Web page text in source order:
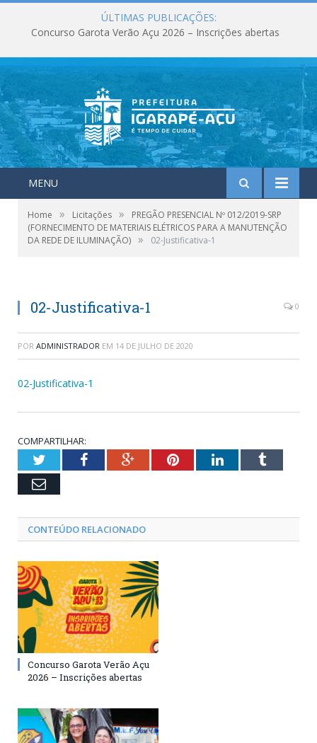
ÚLTIMAS PUBLICAÇÕES:
Concurso Garota Verão Açu 2026 – Inscrições abertas
MENU
Home » Licitações »
PREGÃO PRESENCIAL Nº 012/2019-SRP
(FORNECIMENTO DE MATERIAIS ELÉTRICOS PARA A MANUTENÇÃO
DA REDE DE ILUMINAÇÃO) » 02-Justificativa-1
02-Justificativa-1 0
POR ADMINISTRADOR EM 14 DE JULHO DE 2020
02-Justificativa-1
COMPARTILHAR:
TwitterFacebookGoogle+PinterestLinkedInTumblr
Email
CONTEÚDO RELACIONADO
Concurso Garota Verão Açu
2026 – Inscrições abertas